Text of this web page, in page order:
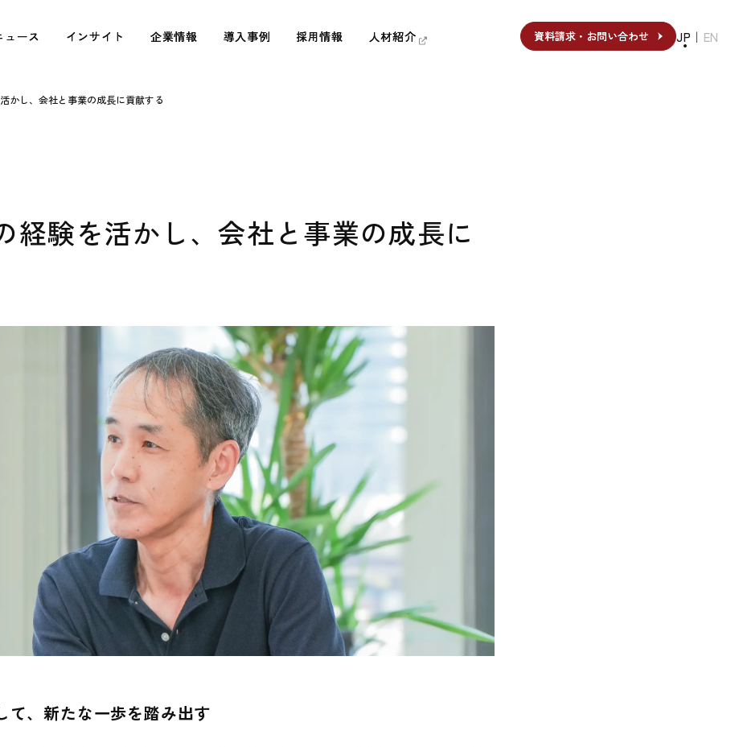
ュース
ュース インサイト
インサイト 企業情報
企業情報 導入事例
導入事例 採用情報
採用情報 人材紹介
人材紹介 資料請求・お問い合わせ
資料請求・お問い合わせ JP ｜ EN
かし、会社と事業の成長に貢献する
経験を活かし、会社と事業の成長に
て、新たな一歩を踏み出す